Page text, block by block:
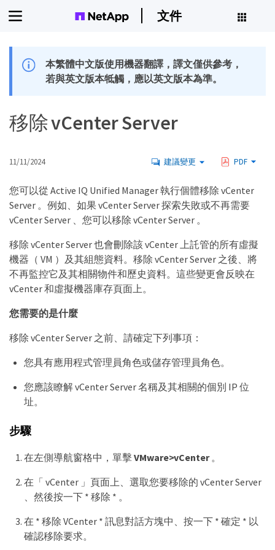
文件
本繁體中文版使用機器翻譯，譯文僅供參考，
若與英文版本牴觸，應以英文版本為準。
移除 vCenter Server
11/11/2024 建議變更 PDF
您可以從 Active IQ Unified Manager 執行個體移除 vCenter
Server 。例如、如果 vCenter Server 探索失敗或不再需要
vCenter Server 、您可以移除 vCenter Server 。
移除 vCenter Server 也會刪除該 vCenter 上託管的所有虛擬
機器（ VM ）及其組態資料。移除 vCenter Server 之後、將
不再監控它及其相關物件和歷史資料。這些變更會反映在
vCenter 和虛擬機器庫存頁面上。
您需要的是什麼
移除 vCenter Server 之前、請確定下列事項：
您具有應用程式管理員角色或儲存管理員角色。
您應該瞭解 vCenter Server 名稱及其相關的個別 IP 位
址。
步驟
在左側導航窗格中，單擊 VMware>vCenter。
在「 vCenter 」頁面上、選取您要移除的 vCenter Server
、然後按一下 * 移除 * 。
在 * 移除 VCenter * 訊息對話方塊中、按一下 * 確定 * 以
確認移除要求。